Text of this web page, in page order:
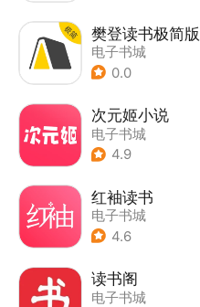
樊登读书极简版
电子书城
0.0
次元姬小说
电子书城
4.9
红袖读书
电子书城
4.6
读书阁
电子书城